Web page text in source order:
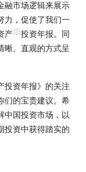
融市场逻辑来展示
力，促使了我们一
产
投资年报。同
晰、直观的方式呈
投资年报》的关注
们的宝贵建议。希
中国投资市场，以
投资中获得踏实的